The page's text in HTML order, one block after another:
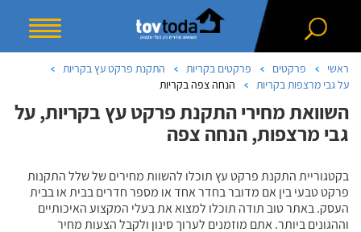
ראשי פרקטים פרקטים בקריות
התקנת פרקט עץ בקריות
על גבי מרצפות בקריות
הנחה צפה בקריות
השוואת מחירי התקנת פרקט עץ בקריות, על
גבי מרצפות, הנחה צפה
בקטגוריית התקנת פרקט עץ תוכלו להשוות מחירים של שלל התקנות
פרקט טבעי בין אם מדובר בחדר אחד או מספר חדרים בבית או בבית
העסק. באתר טוב תודה תוכלו למצוא את בעלי המקצוע האיכותיים
וההגונים ביותר. אתם מוזמנים לערוך סינון ולקבל הצעות מחיר